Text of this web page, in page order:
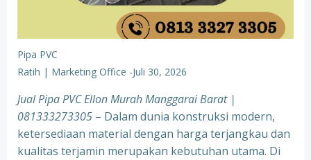
Pipa PVC
Ratih | Marketing Office -Juli 30, 2026
Jual Pipa PVC Ellon Murah Manggarai Barat |
081333273305 – Dalam dunia konstruksi modern,
ketersediaan material dengan harga terjangkau dan
kualitas terjamin merupakan kebutuhan utama. Di